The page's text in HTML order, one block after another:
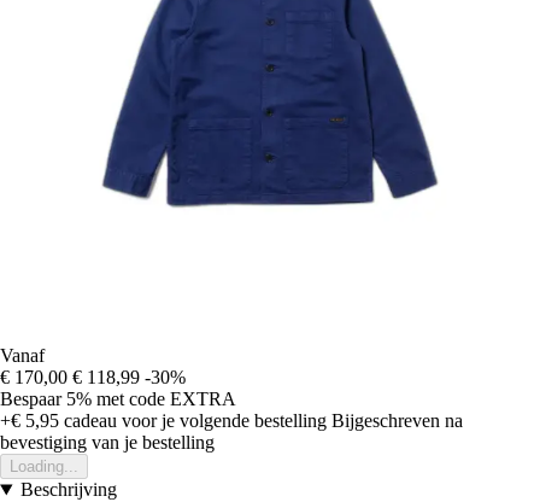
Vanaf
€ 170,00 € 118,99 -30%
Bespaar 5% met code EXTRA
+€ 5,95 cadeau voor je volgende bestelling Bijgeschreven na
bevestiging van je bestelling
Loading...
Beschrijving